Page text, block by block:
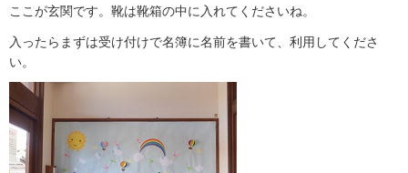
ここが玄関です。靴は靴箱の中に入れてくださいね。
入ったらまずは受け付けで名簿に名前を書いて、利用してくださ
い。